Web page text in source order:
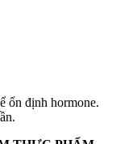
ổn định hormone.